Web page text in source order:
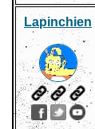
Lapinchien